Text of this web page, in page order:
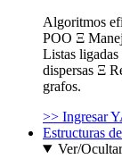
Algoritmos
POO Ξ
Listas
dispersas Ξ
grafos.
>> Ingresar
Estructuras
Ver/